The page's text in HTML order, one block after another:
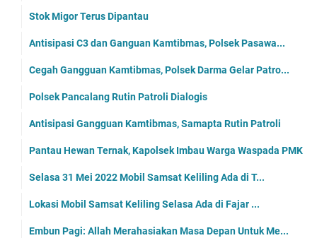
Stok Migor Terus Dipantau
Antisipasi C3 dan Ganguan Kamtibmas, Polsek Pasawa...
Cegah Gangguan Kamtibmas, Polsek Darma Gelar Patro...
Polsek Pancalang Rutin Patroli Dialogis
Antisipasi Gangguan Kamtibmas, Samapta Rutin Patroli
Pantau Hewan Ternak, Kapolsek Imbau Warga Waspada PMK
Selasa 31 Mei 2022 Mobil Samsat Keliling Ada di T...
Lokasi Mobil Samsat Keliling Selasa Ada di Fajar ...
Embun Pagi: Allah Merahasiakan Masa Depan Untuk Me...